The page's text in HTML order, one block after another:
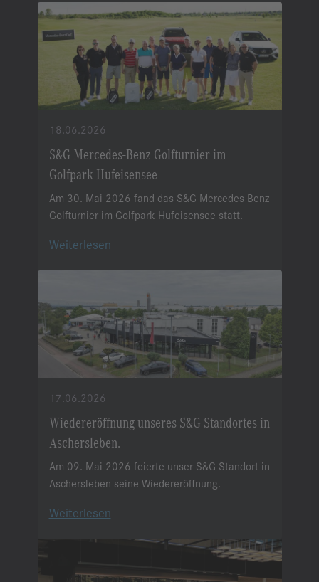
18.06.2026
S&G Mercedes-Benz Golfturnier im
Golfpark Hufeisensee
Am 30. Mai 2026 fand das S&G Mercedes-Benz
Golfturnier im Golfpark Hufeisensee statt.
Weiterlesen
17.06.2026
Wiedereröffnung unseres S&G Standortes in
Aschersleben.
Am 09. Mai 2026 feierte unser S&G Standort in
Aschersleben seine Wiedereröffnung.
Weiterlesen